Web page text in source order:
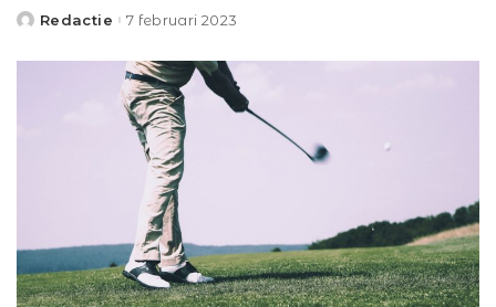
Posted
Redactie 7 februari 2023